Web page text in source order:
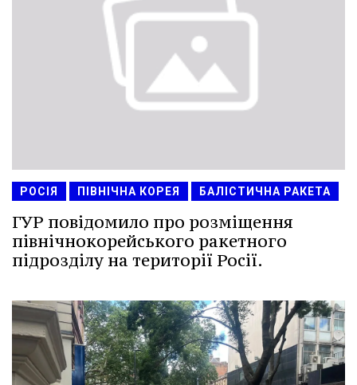
РОСІЯ ПІВНІЧНА КОРЕЯ БАЛІСТИЧНА РАКЕТА
ГУР повідомило про розміщення
північнокорейського ракетного
підрозділу на території Росії.